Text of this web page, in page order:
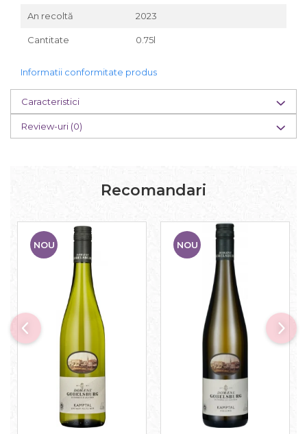
An recoltă 2023
Cantitate 0.75l
Informatii conformitate produs
Caracteristici
Review-uri (0)
Recomandari
NOU NOU